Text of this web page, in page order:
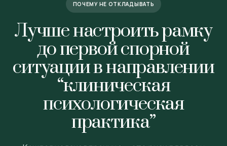
ПОЧЕМУ НЕ ОТКЛАДЫВАТЬ
Лучше настроить рамку
до первой спорной
ситуации в направлении
“клиническая
психологическая
практика”